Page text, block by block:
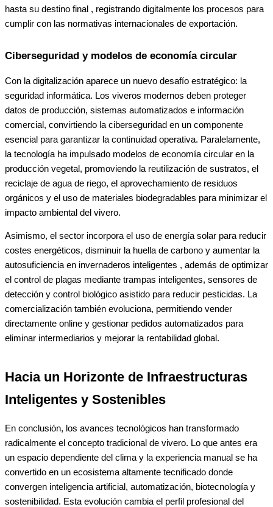
hasta su destino final , registrando digitalmente los procesos para
cumplir con las normativas internacionales de exportación.
Ciberseguridad y modelos de economía circular
Con la digitalización aparece un nuevo desafío estratégico: la
seguridad informática. Los viveros modernos deben proteger
datos de producción, sistemas automatizados e información
comercial, convirtiendo la ciberseguridad en un componente
esencial para garantizar la continuidad operativa. Paralelamente,
la tecnología ha impulsado modelos de economía circular en la
producción vegetal, promoviendo la reutilización de sustratos, el
reciclaje de agua de riego, el aprovechamiento de residuos
orgánicos y el uso de materiales biodegradables para minimizar el
impacto ambiental del vivero.
Asimismo, el sector incorpora el uso de energía solar para reducir
costes energéticos, disminuir la huella de carbono y aumentar la
autosuficiencia en invernaderos inteligentes , además de optimizar
el control de plagas mediante trampas inteligentes, sensores de
detección y control biológico asistido para reducir pesticidas. La
comercialización también evoluciona, permitiendo vender
directamente online y gestionar pedidos automatizados para
eliminar intermediarios y mejorar la rentabilidad global.
Hacia un Horizonte de Infraestructuras
Inteligentes y Sostenibles
En conclusión, los avances tecnológicos han transformado
radicalmente el concepto tradicional de vivero. Lo que antes era
un espacio dependiente del clima y la experiencia manual se ha
convertido en un ecosistema altamente tecnificado donde
convergen inteligencia artificial, automatización, biotecnología y
sostenibilidad. Esta evolución cambia el perfil profesional del